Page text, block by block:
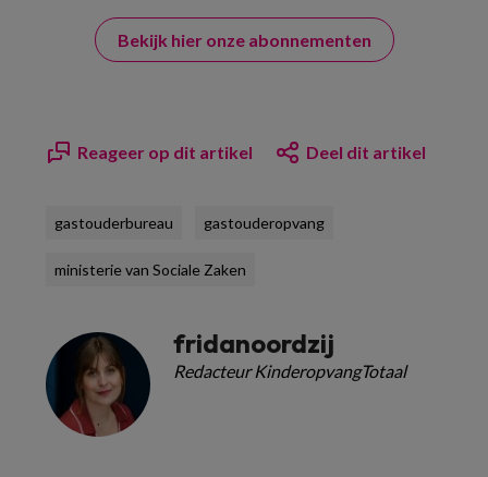
Bekijk hier onze abonnementen
Reageer op dit artikel Deel dit artikel
gastouderbureau gastouderopvang
ministerie van Sociale Zaken
fridanoordzij
Redacteur KinderopvangTotaal